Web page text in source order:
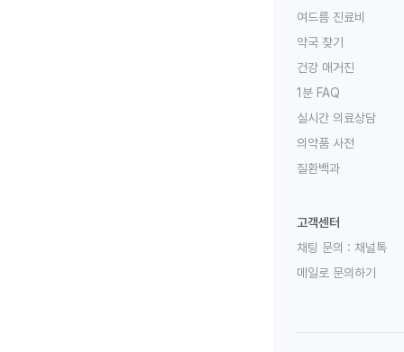
여드름 진료비
약국 찾기
건강 매거진
1분 FAQ
실시간 의료상담
의약품 사전
질환백과
고객센터
채팅 문의 : 채널톡
메일로 문의하기